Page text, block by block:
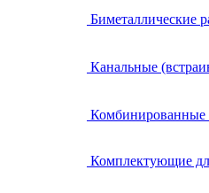
Биметаллические
Канальные
Комбинированные
Комплектующие